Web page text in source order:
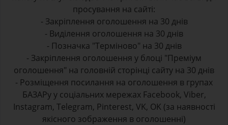
просування на сайті:
- Закріплення оголошення на 30 днів
- Виділення оголошення на 30 днів
- Позначка "Терміново" на 30 днів
- Закріплення оголошення у блоці "Преміум
оголошення" на головній сторінці сайту на 30 днів
- Розміщення посилання на оголошення в групах
БАЗАРу у соціальних мережах Facebook, Viber,
Instagram, Telegram, Pinterest, VK, OK (за наявності
якісного зображення в оголошенні)